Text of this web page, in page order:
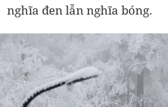
nghĩa đen lẫn nghĩa bóng.